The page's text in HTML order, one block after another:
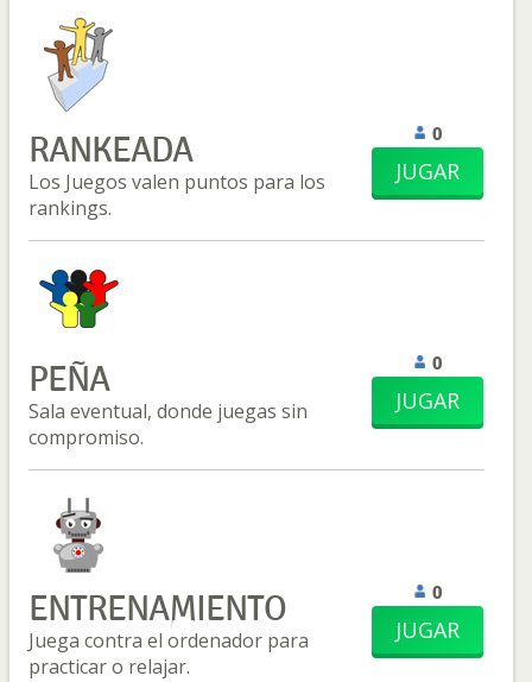
RANKEADA
Los Juegos valen puntos para los
rankings.
0
JUGAR
PEÑA
Sala eventual, donde juegas sin
compromiso.
0
JUGAR
ENTRENAMIENTO
Juega contra el ordenador para
practicar o relajar.
0
JUGAR